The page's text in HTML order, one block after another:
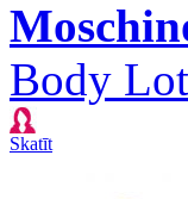
Body
Skatīt